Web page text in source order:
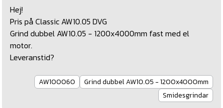
Hej!
Pris på Classic AW10.05 DVG
Grind dubbel AW10.05 - 1200x4000mm fast med el
motor.
Leveranstid?
AW100060
Grind dubbel AW10.05 - 1200x4000mm
Smidesgrindar